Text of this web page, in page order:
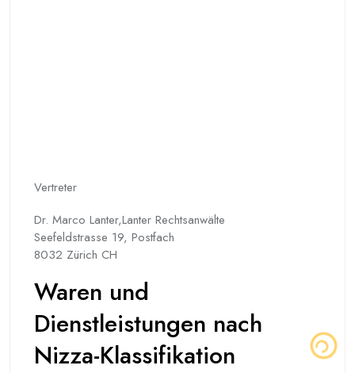
Vertreter
Dr. Marco Lanter,Lanter Rechtsanwälte
Seefeldstrasse 19, Postfach
8032 Zürich CH
Waren und
Dienstleistungen nach
Nizza-Klassifikation